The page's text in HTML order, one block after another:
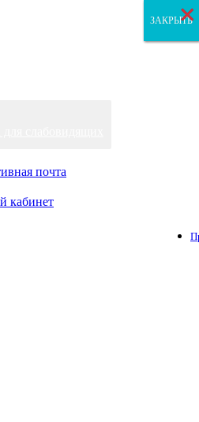
ЗАКРЫТЬ
ЗАКРЫТЬ
ЗАКРЫТЬ
×
×
×